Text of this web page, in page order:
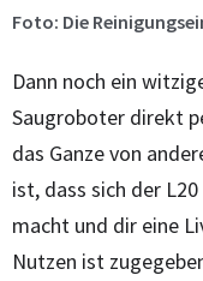
Foto: Die
Dann noch ein
Saugroboter direkt
das Ganze von
ist, dass sich der
macht und dir eine
Nutzen ist